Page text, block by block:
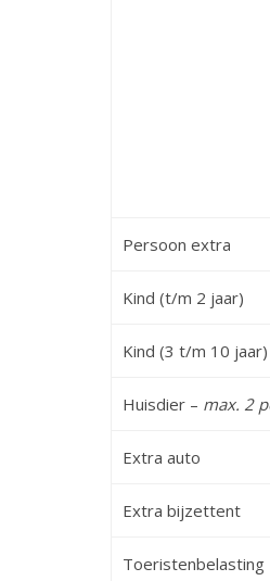
Persoon extra
Kind (t/m 2 jaar)
Kind (3 t/m 10 jaar)
Huisdier – max. 2
Extra auto
Extra bijzettent
Toeristenbelasting